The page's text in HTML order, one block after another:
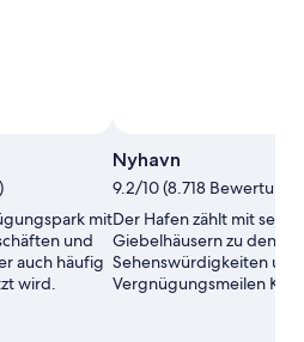
mit
und
auch häufig
wird.
Nyhavn
9.2/10 (8.718
Der Hafen zählt mit
Giebelhäusern zu den
Sehenswürdigkeiten und
Vergnügungsmeilen